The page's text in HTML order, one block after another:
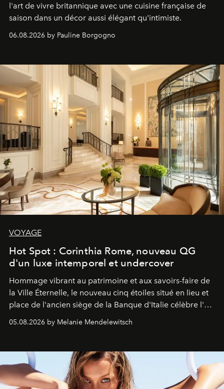
l'art de vivre britannique avec une cuisine française de
saison dans un décor aussi élégant qu'intimiste.
06.08.2026 by Pauline Borgogno
VOYAGE
Hot Spot : Corinthia Rome, nouveau QG
d'un luxe intemporel et undercover
Hommage vibrant au patrimoine et aux savoirs-faire de
la Ville Éternelle, le nouveau cinq étoiles situé en lieu et
place de l'ancien siège de la Banque d'Italie célèbre l'art
de vivre Romain dans toute son élégance intemporelle.
05.08.2026 by Melanie Mendelewitsch